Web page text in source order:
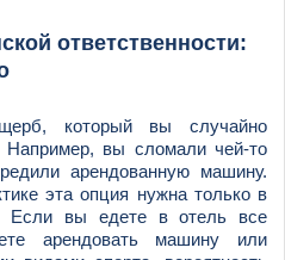
ответственности:
который вы случайно
Например, вы сломали чей-то
арендованную машину.
эта опция нужна только в
Если вы едете в отель все
арендовать машину или